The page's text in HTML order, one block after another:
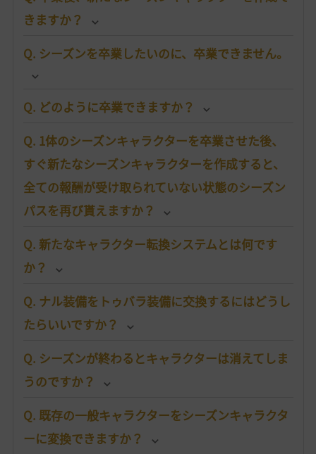
きますか？
Q. シーズンを卒業したいのに、卒業できません。
Q. どのように卒業できますか？
Q. 1体のシーズンキャラクターを卒業させた後、
すぐ新たなシーズンキャラクターを作成すると、
全ての報酬が受け取られていない状態のシーズン
パスを再び貰えますか？
Q. 新たなキャラクター転換システムとは何です
か？
Q. ナル装備をトゥバラ装備に交換するにはどうし
たらいいですか？
Q. シーズンが終わるとキャラクターは消えてしま
うのですか？
Q. 既存の一般キャラクターをシーズンキャラクタ
ーに変換できますか？